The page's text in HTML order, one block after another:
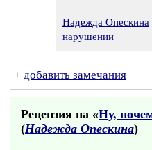
Надежда Опескина
нарушении
+ добавить замечания
Рецензия на «Ну,
(Надежда Опескина)